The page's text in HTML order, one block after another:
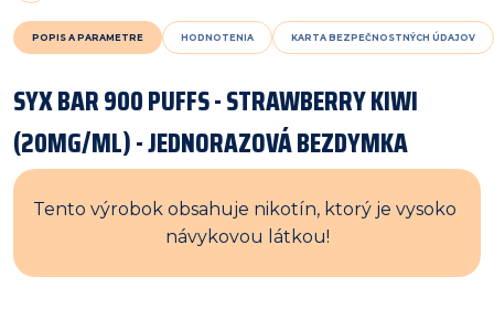
POPIS A PARAMETRE HODNOTENIA KARTA BEZPEČNOSTNÝCH ÚDAJOV
SYX BAR 900 PUFFS - STRAWBERRY KIWI
(20MG/ML) - JEDNORAZOVÁ BEZDYMKA
Tento výrobok obsahuje nikotín, ktorý je vysoko
návykovou látkou!